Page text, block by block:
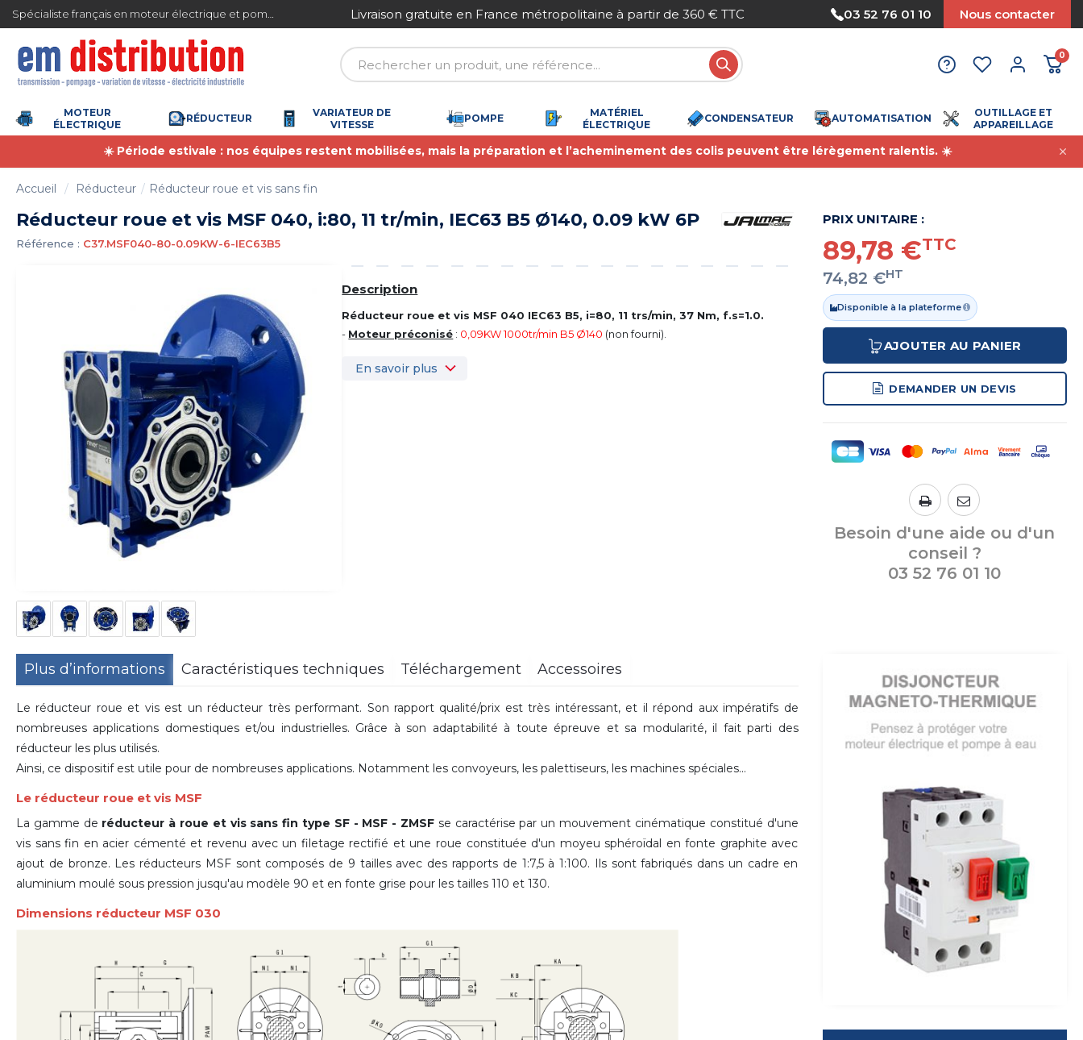
Livraison gratuite en France métropolitaine à partir de 360 € TTC Paiement sécurisé Nous
03 52 76 01 10 Nous contacter
0
MOTEUR
ÉLECTRIQUE
RÉDUCTEUR
VARIATEUR DE
VITESSE
POMPE
MATÉRIEL
ÉLECTRIQUE
CONDENSATEUR AUTOMATISATION
OUTILLAGE ET
APPAREILLAGE
☀️ Période estivale : nos équipes restent mobilisées, mais la préparation et l’acheminement des colis peuvent être lérègement ralentis. ☀️
Accueil Réducteur Réducteur roue et vis sans fin
Réducteur roue et vis MSF 040, i:80, 11 tr/min, IEC63 B5 Ø140, 0.09 kW 6P
Référence : C37.MSF040-80-0.09KW-6-IEC63B5
Description
Réducteur roue et vis MSF 040 IEC63 B5, i=80, 11 trs/min, 37 Nm, f.s=1.0.
- Moteur préconisé : 0,09KW 1000tr/min B5 Ø140 (non fourni).
En savoir plus
PRIX UNITAIRE :
89,78 €TTC
74,82 €HT
Disponible à la plateforme
AJOUTER AU PANIER
DEMANDER UN DEVIS
Besoin d'une aide ou d'un
conseil ?
03 52 76 01 10
Plus d’informations Caractéristiques techniques Téléchargement Accessoires
Le réducteur roue et vis est un réducteur très performant. Son rapport qualité/prix est très intéressant, et il répond aux impératifs de
nombreuses applications domestiques et/ou industrielles. Grâce à son adaptabilité à toute épreuve et sa modularité, il fait parti des
réducteur les plus utilisés.
Ainsi, ce dispositif est utile pour de nombreuses applications. Notamment les convoyeurs, les palettiseurs, les machines spéciales...
Le réducteur roue et vis MSF
La gamme de réducteur à roue et vis sans fin type SF - MSF - ZMSF se caractérise par un mouvement cinématique constitué d'une
vis sans fin en acier cémenté et revenu avec un filetage rectifié et une roue constituée d'un moyeu sphéroïdal en fonte graphite avec
ajout de bronze. Les réducteurs MSF sont composés de 9 tailles avec des rapports de 1:7,5 à 1:100. Ils sont fabriqués dans un cadre en
aluminium moulé sous pression jusqu'au modèle 90 et en fonte grise pour les tailles 110 et 130.
Dimensions réducteur MSF 030
Gestion des cookies